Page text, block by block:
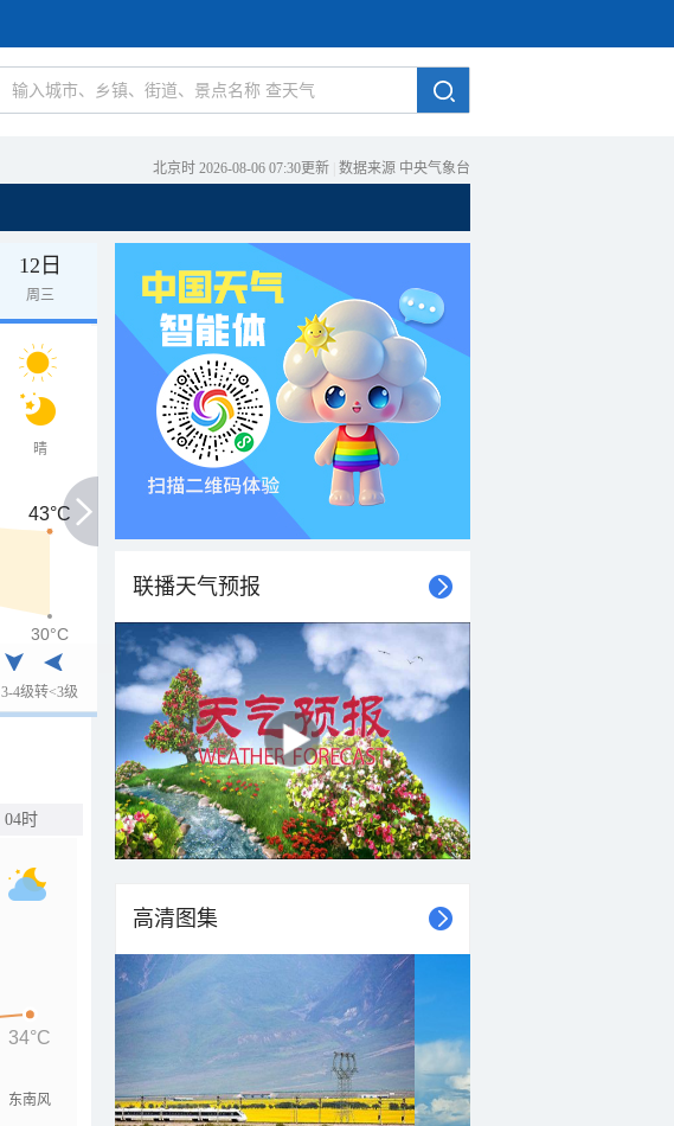
北京时 2026-08-06 07:30更新 数据来源 中央气象台
12日
周三
晴
3-4级转<3级
43°C
30°C
04时
东南风
34°C
联播天气预报
高清图集